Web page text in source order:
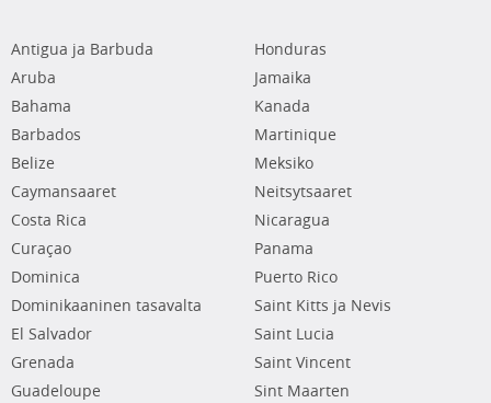
Antigua ja Barbuda
Aruba
Bahama
Barbados
Belize
Caymansaaret
Costa Rica
Curaçao
Dominica
Dominikaaninen tasavalta
El Salvador
Grenada
Guadeloupe
Honduras
Jamaika
Kanada
Martinique
Meksiko
Neitsytsaaret
Nicaragua
Panama
Puerto Rico
Saint Kitts ja Nevis
Saint Lucia
Saint Vincent
Sint Maarten